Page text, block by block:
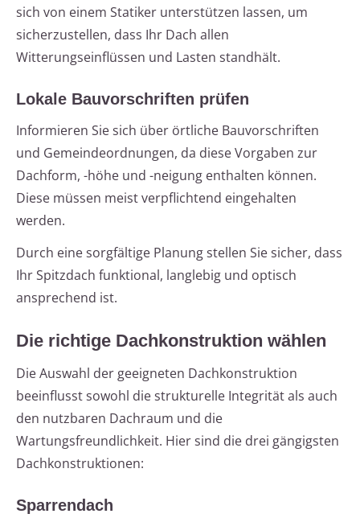
sich von einem Statiker unterstützen lassen, um
sicherzustellen, dass Ihr Dach allen
Witterungseinflüssen und Lasten standhält.
Lokale Bauvorschriften prüfen
Informieren Sie sich über örtliche Bauvorschriften
und Gemeindeordnungen, da diese Vorgaben zur
Dachform, -höhe und -neigung enthalten können.
Diese müssen meist verpflichtend eingehalten
werden.
Durch eine sorgfältige Planung stellen Sie sicher, dass
Ihr Spitzdach funktional, langlebig und optisch
ansprechend ist.
Die richtige Dachkonstruktion wählen
Die Auswahl der geeigneten Dachkonstruktion
beeinflusst sowohl die strukturelle Integrität als auch
den nutzbaren Dachraum und die
Wartungsfreundlichkeit. Hier sind die drei gängigsten
Dachkonstruktionen:
Sparrendach